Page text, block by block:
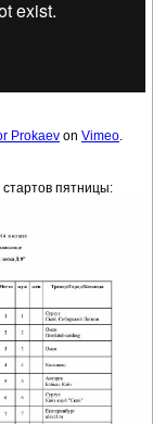
Prokaev on Vimeo
пятницы: